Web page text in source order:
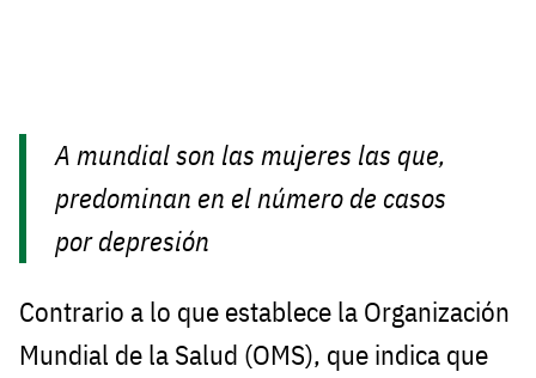
A mundial son las mujeres las que,
predominan en el número de casos
por depresión
Contrario a lo que establece la Organización
Mundial de la Salud (OMS), que indica que